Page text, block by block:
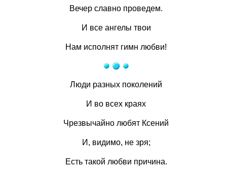
Вечер славно проведем.
И все ангелы твои
Нам исполнят гимн любви!
Люди разных поколений
И во всех краях
Чрезвычайно любят Ксений
И, видимо, не зря;
Есть такой любви причина.